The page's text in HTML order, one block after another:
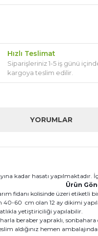
Hızlı Teslimat
Siparişleriniz 1-5 iş günü
kargoya teslim edilir.
YORUMLAR
kadar hasatı yapılmaktadır.
Ürün
fidanı kolisinde üzeri etiketli
40-60 cm olan 12 ay dikimi
yetiştiriciliği yapılabilir.
beraber yapraklı,
aldığınız hemen